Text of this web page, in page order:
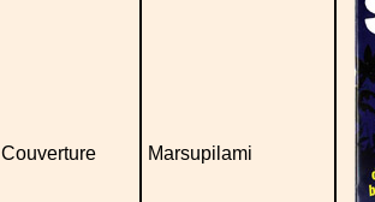
Couverture Marsupilami